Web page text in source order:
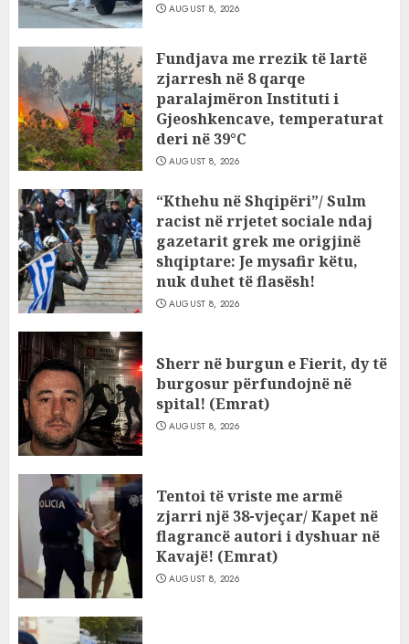
AUGUST 8, 2026
Fundjava me rrezik të lartë
zjarresh në 8 qarqe
paralajmëron Instituti i
Gjeoshkencave, temperaturat
deri në 39°C
AUGUST 8, 2026
“Kthehu në Shqipëri”/ Sulm
racist në rrjetet sociale ndaj
gazetarit grek me origjinë
shqiptare: Je mysafir këtu,
nuk duhet të flasësh!
AUGUST 8, 2026
Sherr në burgun e Fierit, dy të
burgosur përfundojnë në
spital! (Emrat)
AUGUST 8, 2026
Tentoi të vriste me armë
zjarri një 38-vjeçar/ Kapet në
flagrancë autori i dyshuar në
Kavajë! (Emrat)
AUGUST 8, 2026